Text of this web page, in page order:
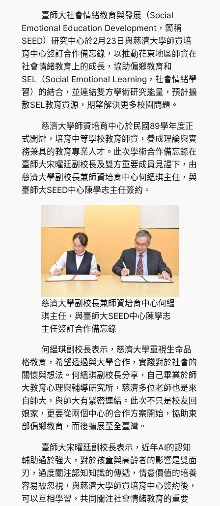
臺師大社會情緒教育與發展（Social
Emotional Education Development，簡稱
SEED）研究中心於2月23日與慈濟大學師資培
育中心簽訂合作備忘錄，以推動花東地區師資在
社會情緒教育上的成長，協助偏鄉教育和
SEL（Social Emotional Learning，社會情緒學
習）的結合，並連結雙方學術研究能量，預計擴
散SEL教育資源，期望解決更多校園問題。
慈濟大學師資培育中心於民國89學年度正
式開辦，培育中等學校教育師資，養成理論與實
務兼具的教育專業人才。此次學術合作備忘錄在
臺師大宋曜廷副校長及雙方重要成員見證下，由
慈濟大學副校長兼師資培育中心何縕琪主任，與
臺師大SEED中心陳學志主任簽約。
慈濟大學副校長兼師資培育中心何縕
琪主任，與臺師大SEED中心陳學志
主任簽訂合作備忘錄
何縕琪副校長表示，慈濟大學重視生命品
格教育，希望透過與大學合作，實踐對於社會的
關懷與想法。何縕琪副校長分享，自己畢業於師
大教育心理與輔導研究所，慈濟多位老師也是來
自師大，與師大有緊密連結。此次不只是校友回
娘家，更要從兩個中心的合作方案開始，協助東
部偏鄉教育，而後擴展至全臺灣。
臺師大宋曜廷副校長表示，近年AI的認知
輔助過於強大，對於孩童與高齡者的影響是雙面
刃，過度關注認知知識的傳遞，情意價值的培養
容易被忽視，與慈濟大學師資培育中心簽約後，
可以互相學習，共同關注社會情緒教育的重要